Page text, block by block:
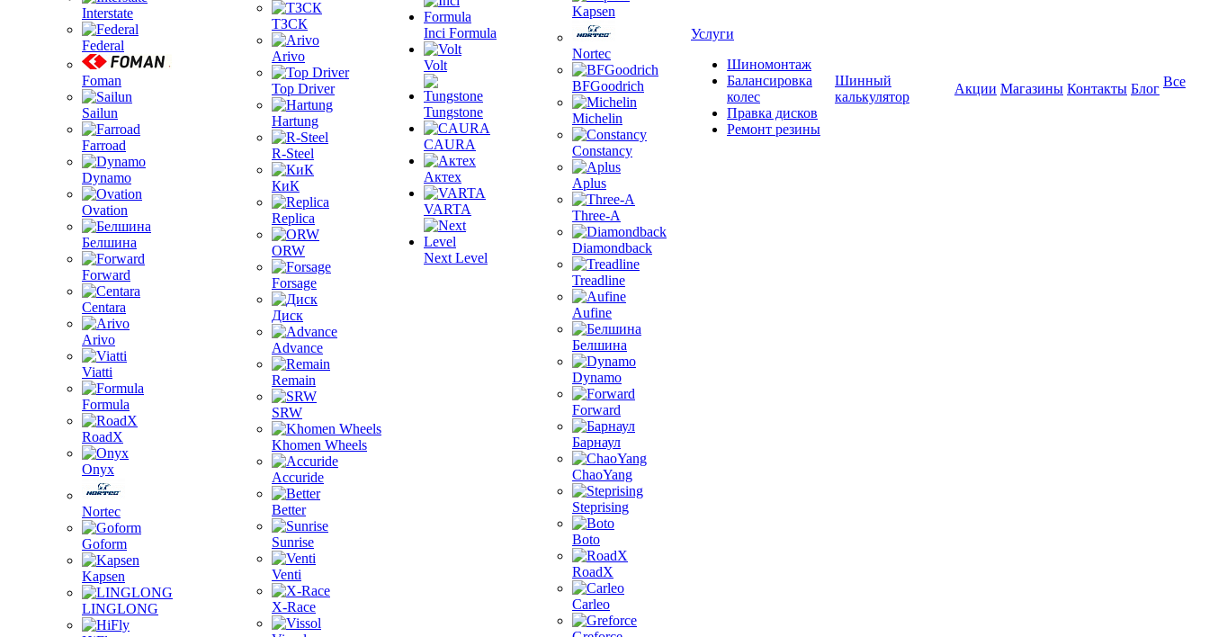
Interstate
Federal
Foman
Sailun
Farroad
Dynamo
Ovation
Белшина
Forward
Centara
Arivo
Viatti
Formula
RoadX
Onyx
Nortec
Goform
Kapsen
LINGLONG
ТЗСК
Arivo
Top Driver
Hartung
R-Steel
КиК
Replica
ORW
Forsage
Диск
Advance
Remain
SRW
Khomen Wheels
Accuride
Better
Sunrise
Venti
X-Race
Inci Formula
Volt
Tungstone
CAURA
Актех
VARTA
Next Level
Kapsen
Nortec
BFGoodrich
Michelin
Constancy
Aplus
Three-A
Diamondback
Treadline
Aufine
Белшина
Dynamo
Forward
Барнаул
ChaoYang
Steprising
Boto
RoadX
Carleo
Услуги
Шиномонтаж
Балансировка
колес
Правка дисков
Ремонт резины
Шинный
калькулятор
Акции Магазины Контакты Блог Все